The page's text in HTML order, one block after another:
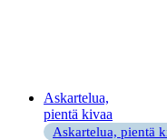
Askartelua,
pientä kivaa
Askartelua, pientä